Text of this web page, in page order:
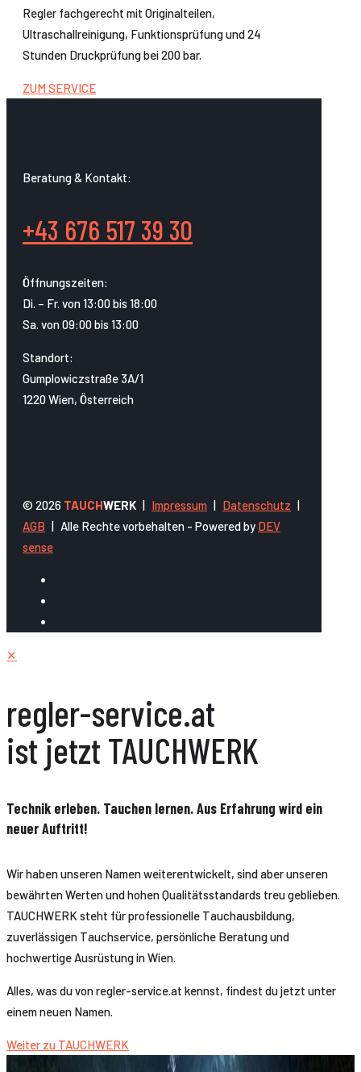
Regler fachgerecht mit Originalteilen,
Ultraschallreinigung, Funktionsprüfung und 24
Stunden Druckprüfung bei 200 bar.
ZUM SERVICE
Beratung & Kontakt:
+43 676 517 39 30
Öffnungszeiten:
Di. – Fr. von 13:00 bis 18:00
Sa. von 09:00 bis 13:00
Standort:
Gumplowiczstraße 3A/1
1220 Wien, Österreich
© 2026 TAUCHWERK | Impressum | Datenschutz |
AGB | Alle Rechte vorbehalten - Powered by DEV
sense
✕
regler-service.at
ist jetzt TAUCHWERK
Technik erleben. Tauchen lernen. Aus Erfahrung wird ein
neuer Auftritt!
Wir haben unseren Namen weiterentwickelt, sind aber unseren
bewährten Werten und hohen Qualitätsstandards treu geblieben.
TAUCHWERK steht für professionelle Tauchausbildung,
zuverlässigen Tauchservice, persönliche Beratung und
hochwertige Ausrüstung in Wien.
Alles, was du von regler-service.at kennst, findest du jetzt unter
einem neuen Namen.
Weiter zu TAUCHWERK